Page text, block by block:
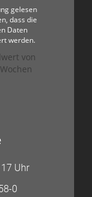
gelesen
dass die
Daten
werden.
von
Uhr
0